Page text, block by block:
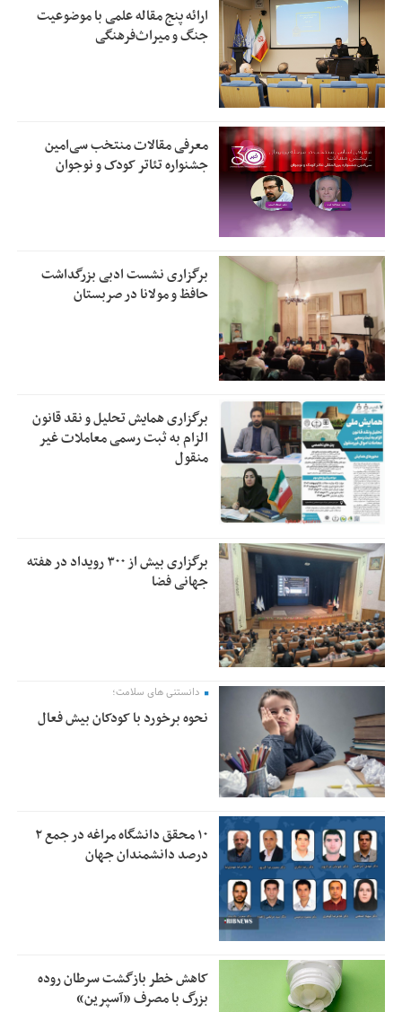
ارائه پنج مقاله علمی با موضوعیت
جنگ و میراث‌فرهنگی
معرفی مقالات منتخب سی‌امین
جشنواره تئاتر کودک و نوجوان
برگزاری نشست ادبی بزرگداشت
حافظ و مولانا در صربستان
برگزاری همایش تحلیل و نقد قانون
الزام به ثبت رسمی معاملات غیر
منقول
برگزاری بیش از ۳۰۰ رویداد در هفته
جهانی فضا
دانستنی های سلامت؛
نحوه برخورد با کودکان بیش فعال
۱۰ محقق دانشگاه مراغه در جمع ۲
درصد دانشمندان جهان
کاهش خطر بازگشت سرطان روده
بزرگ با مصرف «آسپرین»